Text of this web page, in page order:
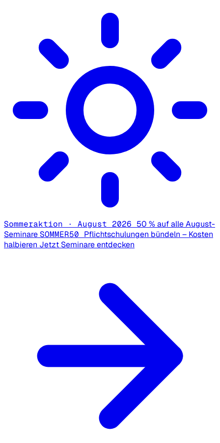
Sommeraktion · August 2026 50 % auf alle August-
SeminareSOMMER50 Pflichtschulungen bündeln – Kosten
halbieren Jetzt Seminare entdecken